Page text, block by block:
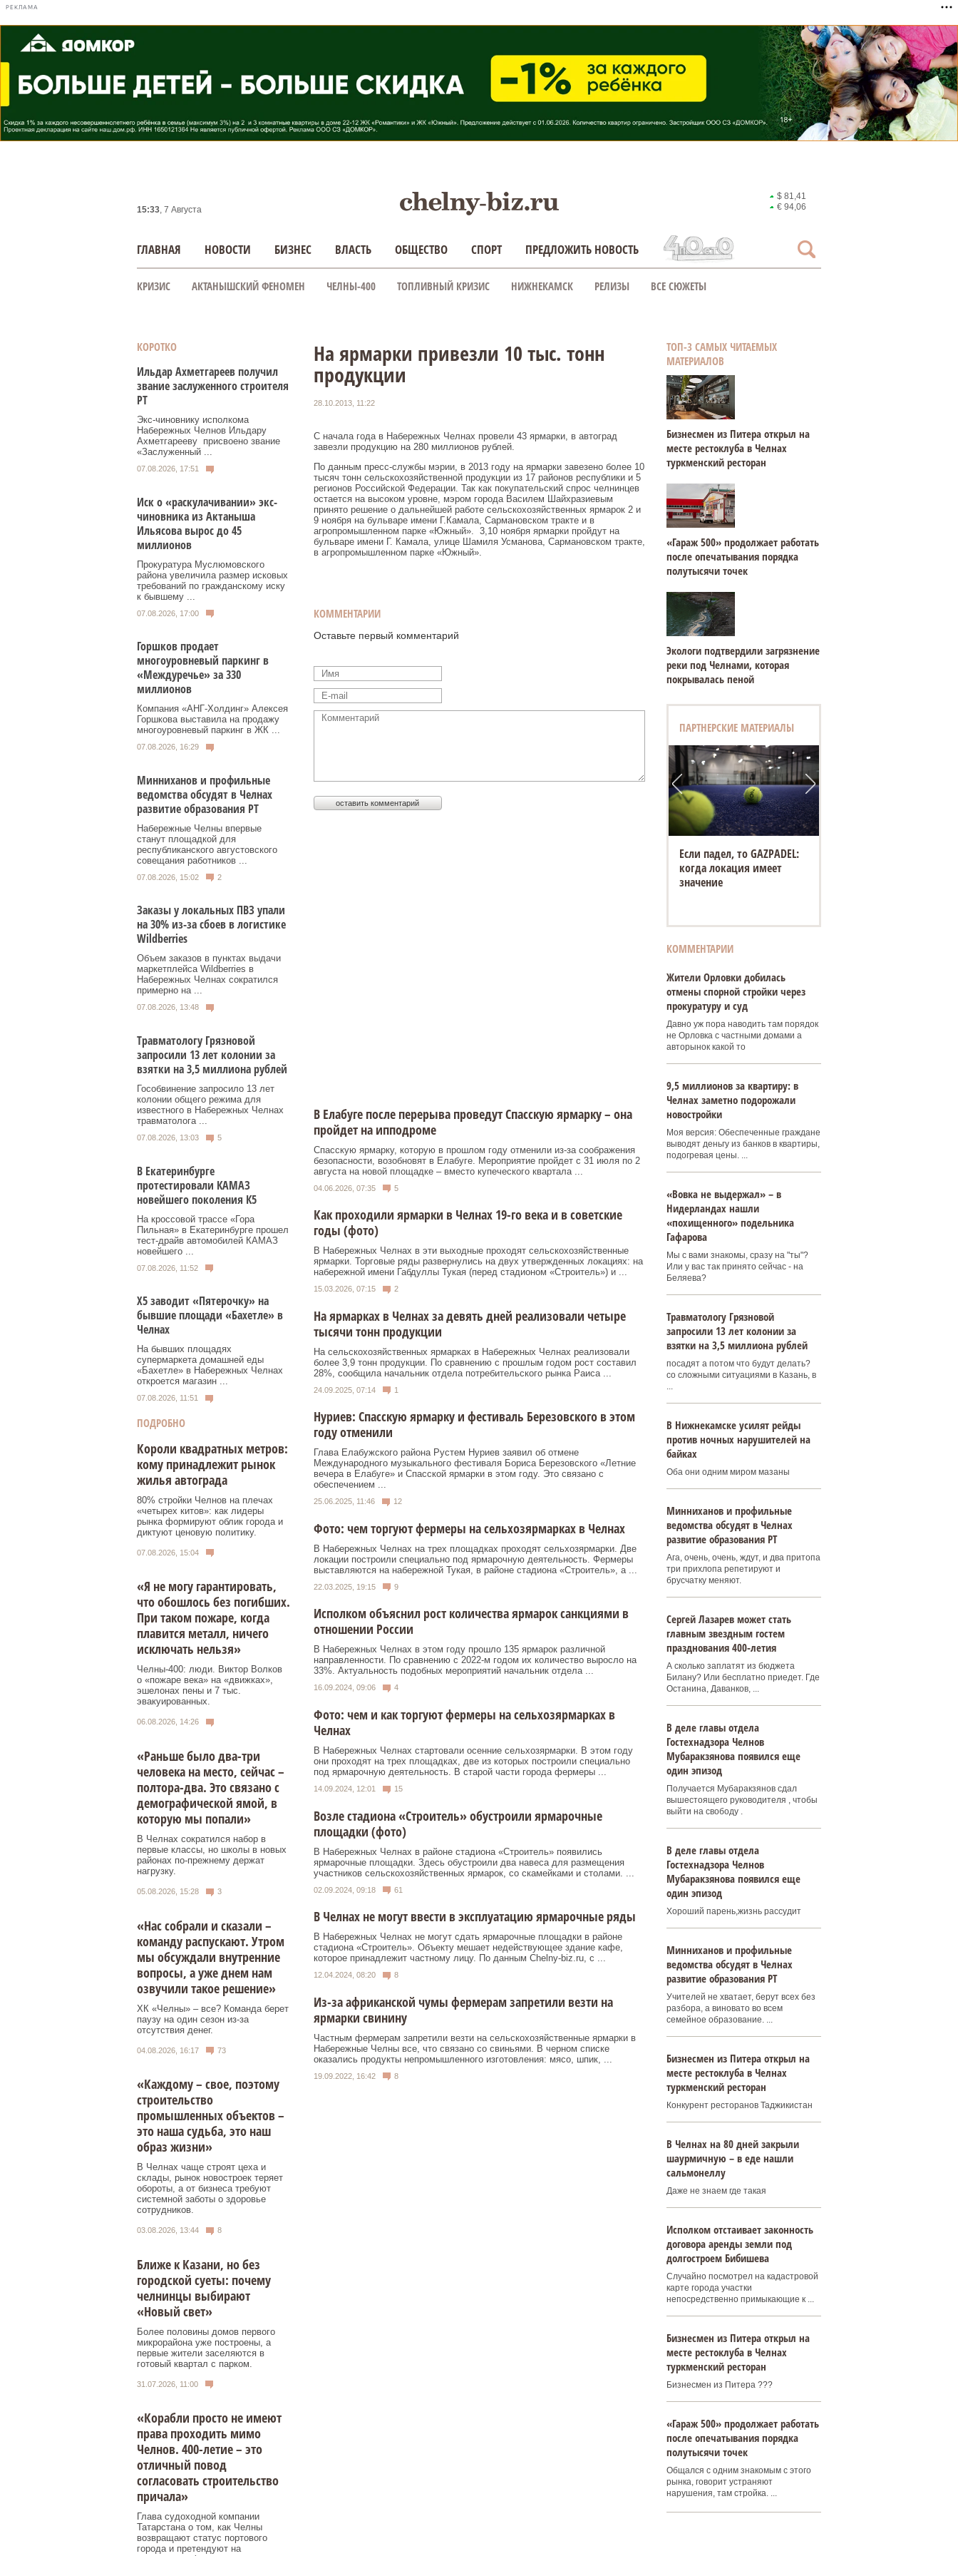
РЕКЛАМА
15:33, 7 Августа
$ 81,41
€ 94,06
ГЛАВНАЯ НОВОСТИ БИЗНЕС ВЛАСТЬ ОБЩЕСТВО СПОРТ ПРЕДЛОЖИТЬ НОВОСТЬ
КРИЗИС АКТАНЫШСКИЙ ФЕНОМЕН ЧЕЛНЫ-400 ТОПЛИВНЫЙ КРИЗИС НИЖНЕКАМСК РЕЛИЗЫ ВСЕ СЮЖЕТЫ
КОРОТКО
Ильдар Ахметгареев получил
звание заслуженного строителя
РТ
Экс‑чиновнику исполкома
Набережных Челнов Ильдару
Ахметгарееву присвоено звание
«Заслуженный ...
07.08.2026, 17:51
Иск о «раскулачивании» экс-
чиновника из Актаныша
Ильясова вырос до 45
миллионов
Прокуратура Муслюмовского
района увеличила размер исковых
требований по гражданскому иску
к бывшему ...
07.08.2026, 17:00
Горшков продает
многоуровневый паркинг в
«Междуречье» за 330
миллионов
Компания «АНГ-Холдинг» Алексея
Горшкова выставила на продажу
многоуровневый паркинг в ЖК ...
07.08.2026, 16:29
Минниханов и профильные
ведомства обсудят в Челнах
развитие образования РТ
Набережные Челны впервые
станут площадкой для
республиканского августовского
совещания работников ...
07.08.2026, 15:02 2
Заказы у локальных ПВЗ упали
на 30% из-за сбоев в логистике
Wildberries
Объем заказов в пунктах выдачи
маркетплейса Wildberries в
Набережных Челнах сократился
примерно на ...
07.08.2026, 13:48
Травматологу Грязновой
запросили 13 лет колонии за
взятки на 3,5 миллиона рублей
Гособвинение запросило 13 лет
колонии общего режима для
известного в Набережных Челнах
травматолога ...
07.08.2026, 13:03 5
В Екатеринбурге
протестировали КАМАЗ
новейшего поколения К5
На кроссовой трассе «Гора
Пильная» в Екатеринбурге прошел
тест-драйв автомобилей КАМАЗ
новейшего ...
07.08.2026, 11:52
Х5 заводит «Пятерочку» на
бывшие площади «Бахетле» в
Челнах
На бывших площадях
супермаркета домашней еды
«Бахетле» в Набережных Челнах
откроется магазин ...
07.08.2026, 11:51
ПОДРОБНО
Короли квадратных метров:
кому принадлежит рынок
жилья автограда
80% стройки Челнов на плечах
«четырех китов»: как лидеры
рынка формируют облик города и
диктуют ценовую политику.
07.08.2026, 15:04
«Я не могу гарантировать,
что обошлось без погибших.
При таком пожаре, когда
плавится металл, ничего
исключать нельзя»
Челны-400: люди. Виктор Волков
о «пожаре века» на «движках»,
эшелонах пены и 7 тыс.
эвакуированных.
06.08.2026, 14:26
«Раньше было два-три
человека на место, сейчас –
полтора-два. Это связано с
демографической ямой, в
которую мы попали»
В Челнах сократился набор в
первые классы, но школы в новых
районах по-прежнему держат
нагрузку.
05.08.2026, 15:28 3
«Нас собрали и сказали –
команду распускают. Утром
мы обсуждали внутренние
вопросы, а уже днем нам
озвучили такое решение»
ХК «Челны» – все? Команда берет
паузу на один сезон из-за
отсутствия денег.
04.08.2026, 16:17 73
«Каждому – свое, поэтому
строительство
промышленных объектов –
это наша судьба, это наш
образ жизни»
В Челнах чаще строят цеха и
склады, рынок новостроек теряет
обороты, а от бизнеса требуют
системной заботы о здоровье
сотрудников.
03.08.2026, 13:44 8
Ближе к Казани, но без
городской суеты: почему
челнинцы выбирают
«Новый свет»
Более половины домов первого
микрорайона уже построены, а
первые жители заселяются в
готовый квартал с парком.
31.07.2026, 11:00
«Корабли просто не имеют
права проходить мимо
Челнов. 400-летие – это
отличный повод
согласовать строительство
причала»
Глава судоходной компании
Татарстана о том, как Челны
возвращают статус портового
города и претендуют на
На ярмарки привезли 10 тыс. тонн
продукции
28.10.2013, 11:22
С начала года в Набережных Челнах провели 43 ярмарки, в автоград
завезли продукцию на 280 миллионов рублей.
По данным пресс-службы мэрии, в 2013 году на ярмарки завезено более 10
тысяч тонн сельскохозяйственной продукции из 17 районов республики и 5
регионов Российской Федерации. Так как покупательский спрос челнинцев
остается на высоком уровне, мэром города Василем Шайхразиевым
принято решение о дальнейшей работе сельскохозяйственных ярмарок 2 и
9 ноября на бульваре имени Г.Камала, Сармановском тракте и в
агропромышленном парке «Южный». 3,10 ноября ярмарки пройдут на
бульваре имени Г. Камала, улице Шамиля Усманова, Сармановском тракте,
в агропромышленном парке «Южный».
КОММЕНТАРИИ
Оставьте первый комментарий
В Елабуге после перерыва проведут Спасскую ярмарку – она
пройдет на ипподроме
Спасскую ярмарку, которую в прошлом году отменили из‑за соображения
безопасности, возобновят в Елабуге. Мероприятие пройдет с 31 июля по 2
августа на новой площадке – вместо купеческого квартала ...
04.06.2026, 07:35 5
Как проходили ярмарки в Челнах 19-го века и в советские
годы (фото)
В Набережных Челнах в эти выходные проходят сельскохозяйственные
ярмарки. Торговые ряды развернулись на двух утвержденных локациях: на
набережной имени Габдуллы Тукая (перед стадионом «Строитель») и ...
15.03.2026, 07:15 2
На ярмарках в Челнах за девять дней реализовали четыре
тысячи тонн продукции
На сельскохозяйственных ярмарках в Набережных Челнах реализовали
более 3,9 тонн продукции. По сравнению с прошлым годом рост составил
28%, сообщила начальник отдела потребительского рынка Раиса ...
24.09.2025, 07:14 1
Нуриев: Спасскую ярмарку и фестиваль Березовского в этом
году отменили
Глава Елабужского района Рустем Нуриев заявил об отмене
Международного музыкального фестиваля Бориса Березовского «Летние
вечера в Елабуге» и Спасской ярмарки в этом году. Это связано с
обеспечением ...
25.06.2025, 11:46 12
Фото: чем торгуют фермеры на сельхозярмарках в Челнах
В Набережных Челнах на трех площадках проходят сельхозярмарки. Две
локации построили специально под ярмарочную деятельность. Фермеры
выставляются на набережной Тукая, в районе стадиона «Строитель», а ...
22.03.2025, 19:15 9
Исполком объяснил рост количества ярмарок санкциями в
отношении России
В Набережных Челнах в этом году прошло 135 ярмарок различной
направленности. По сравнению с 2022-м годом их количество выросло на
33%. Актуальность подобных мероприятий начальник отдела ...
16.09.2024, 09:06 4
Фото: чем и как торгуют фермеры на сельхозярмарках в
Челнах
В Набережных Челнах стартовали осенние сельхозярмарки. В этом году
они проходят на трех площадках, две из которых построили специально
под ярмарочную деятельность. В старой части города фермеры ...
14.09.2024, 12:01 15
Возле стадиона «Строитель» обустроили ярмарочные
площадки (фото)
В Набережных Челнах в районе стадиона «Строитель» появились
ярмарочные площадки. Здесь обустроили два навеса для размещения
участников сельскохозяйственных ярмарок, со скамейками и столами. ...
02.09.2024, 09:18 61
В Челнах не могут ввести в эксплуатацию ярмарочные ряды
В Набережных Челнах не могут сдать ярмарочные площадки в районе
стадиона «Строитель». Объекту мешает недействующее здание кафе,
которое принадлежит частному лицу. По данным Chelny-biz.ru, с ...
12.04.2024, 08:20 8
Из-за африканской чумы фермерам запретили везти на
ярмарки свинину
Частным фермерам запретили везти на сельскохозяйственные ярмарки в
Набережные Челны все, что связано со свиньями. В черном списке
оказались продукты непромышленного изготовления: мясо, шпик, ...
19.09.2022, 16:42 8
ТОП-3 САМЫХ ЧИТАЕМЫХ
МАТЕРИАЛОВ
Бизнесмен из Питера открыл на
месте рестоклуба в Челнах
туркменский ресторан
«Гараж 500» продолжает работать
после опечатывания порядка
полутысячи точек
Экологи подтвердили загрязнение
реки под Челнами, которая
покрывалась пеной
ПАРТНЕРСКИЕ МАТЕРИАЛЫ
Если падел, то GAZPADEL:
когда локация имеет
значение
«Белый город» открывает
новую площадку на
Спасской ярмарке в
КОММЕНТАРИИ
Жители Орловки добилась
отмены спорной стройки через
прокуратуру и суд
Давно уж пора наводить там порядок
не Орловка с частными домами а
авторынок какой то
9,5 миллионов за квартиру: в
Челнах заметно подорожали
новостройки
Моя версия: Обеспеченные граждане
выводят деньгу из банков в квартиры,
подогревая цены. ...
«Вовка не выдержал» – в
Нидерландах нашли
«похищенного» подельника
Гафарова
Мы с вами знакомы, сразу на "ты"?
Или у вас так принято сейчас - на
Беляева?
Травматологу Грязновой
запросили 13 лет колонии за
взятки на 3,5 миллиона рублей
посадят а потом что будут делать?
со сложными ситуациями в Казань, в
...
В Нижнекамске усилят рейды
против ночных нарушителей на
байках
Оба они одним миром мазаны
Минниханов и профильные
ведомства обсудят в Челнах
развитие образования РТ
Ага, очень, очень, ждут, и два притопа
три прихлопа репетируют и
брусчатку меняют.
Сергей Лазарев может стать
главным звездным гостем
празднования 400‑летия
А сколько заплатят из бюджета
Билану? Или бесплатно приедет. Где
Останина, Даванков, ...
В деле главы отдела
Гостехнадзора Челнов
Мубаракзянова появился еще
один эпизод
Получается Мубаракзянов сдал
вышестоящего руководителя , чтобы
выйти на свободу .
В деле главы отдела
Гостехнадзора Челнов
Мубаракзянова появился еще
один эпизод
Хороший парень,жизнь рассудит
Минниханов и профильные
ведомства обсудят в Челнах
развитие образования РТ
Учителей не хватает, берут всех без
разбора, а виновато во всем
семейное образование. ...
Бизнесмен из Питера открыл на
месте рестоклуба в Челнах
туркменский ресторан
Конкурент ресторанов Таджикистан
В Челнах на 80 дней закрыли
шаурмичную – в еде нашли
сальмонеллу
Даже не знаем где такая
Исполком отстаивает законность
договора аренды земли под
долгостроем Бибишева
Случайно посмотрел на кадастровой
карте города участки
непосредственно примыкающие к ...
Бизнесмен из Питера открыл на
месте рестоклуба в Челнах
туркменский ресторан
Бизнесмен из Питера ???
«Гараж 500» продолжает работать
после опечатывания порядка
полутысячи точек
Общался с одним знакомым с этого
рынка, говорит устраняют
нарушения, там стройка. ...